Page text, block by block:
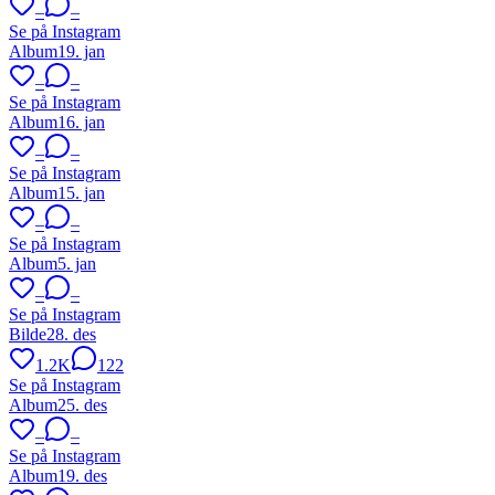
–
–
Se på Instagram
Album19. jan
–
–
Se på Instagram
Album16. jan
–
–
Se på Instagram
Album15. jan
–
–
Se på Instagram
Album5. jan
–
–
Se på Instagram
Bilde28. des
1.2K
122
Se på Instagram
Album25. des
–
–
Se på Instagram
Album19. des